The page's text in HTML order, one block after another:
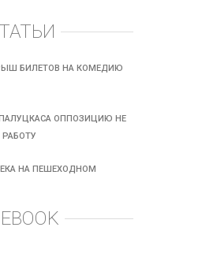
БИЛЕТОВ НА КОМЕДИЮ
ОППОЗИЦИЮ НЕ
НА ПЕШЕХОДНОМ